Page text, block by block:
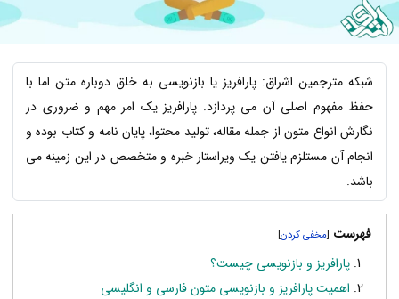
شبکه مترجمین اشراق: پارافریز یا بازنویسی به خلق دوباره متن اما با
حفظ مفهوم اصلی آن می پردازد. پارافریز یک امر مهم و ضروری در
نگارش انواع متون از جمله مقاله، تولید محتوا، پایان نامه و کتاب بوده و
انجام آن مستلزم یافتن یک ویراستار خبره و متخصص در این زمینه می
باشد.
فهرست [
]
پارافریز و بازنویسی چیست؟
اهمیت پارافریز و بازنویسی متون فارسی و انگلیسی